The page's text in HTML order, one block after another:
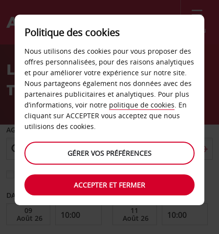
Menu
Welcome
AvisLocation de voiture Bad
Tolz
AGENCE DE DÉPART
Sélectionnez une autre agence de retour
DATE DE DÉBUT DATE DE FIN
Politique des cookies
Nous utilisons des cookies pour vous proposer des
offres personnalisées, pour des raisons analytiques
et pour améliorer votre expérience sur notre site.
Nous partageons également nos données avec des
partenaires publicitaires et analytiques. Pour plus
d’informations, voir notre politique de cookies. En
cliquant sur ACCEPTER vous acceptez que nous
utilisions des cookies.
GÉRER VOS PRÉFÉRENCES
ACCEPTER ET FERMER